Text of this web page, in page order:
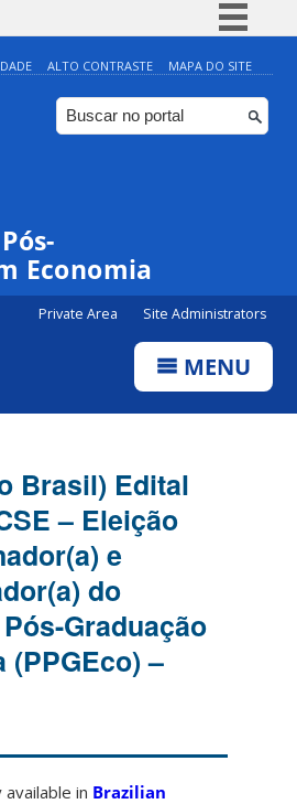
Simplifique!
Comunica BR
Participe
ALTO CONTRASTE MAPA DO SITE
Economia
Private Area Site Administrators
MENU
Brasil) Edital
– Eleição
e
do
Graduação
(PPGEco) –
in Brazilian